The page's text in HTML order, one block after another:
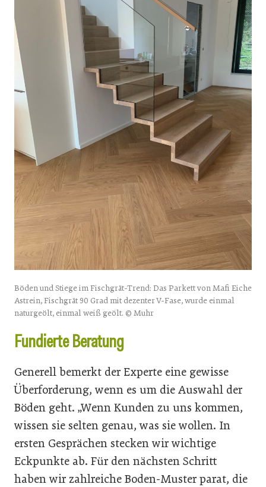
Böden und Stiege im Fischgrät-Trend: Das Parkett von Mafi Eiche
Astrein, Fischgrät 90 Grad mit dezenter V-Fase, wurde einmal
naturgeölt, einmal weiß geölt. © Muhr
Fundierte Beratung
Generell bemerkt der Experte eine gewisse
Überforderung, wenn es um die Auswahl der
Böden geht. „Wenn Kunden zu uns kommen,
wissen sie selten genau, was sie wollen. In
ersten Gesprächen stecken wir wichtige
Eckpunkte ab. Für den nächsten Schritt
haben wir zahlreiche Boden-Muster parat, die